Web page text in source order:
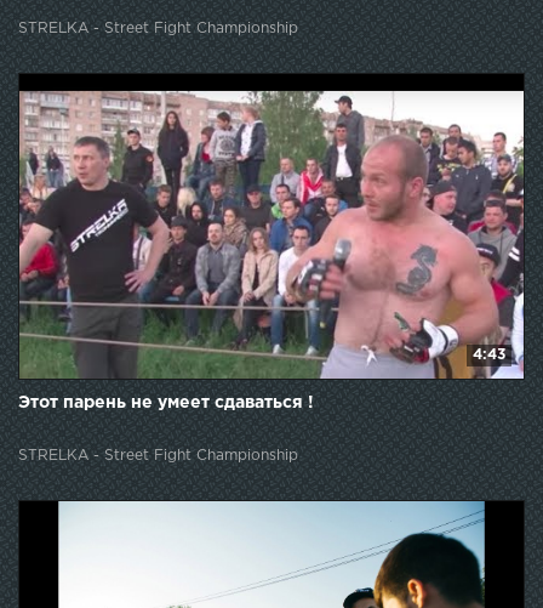
STRELKA - Street Fight Championship
4:43
Этот парень не умеет сдаваться !
STRELKA - Street Fight Championship